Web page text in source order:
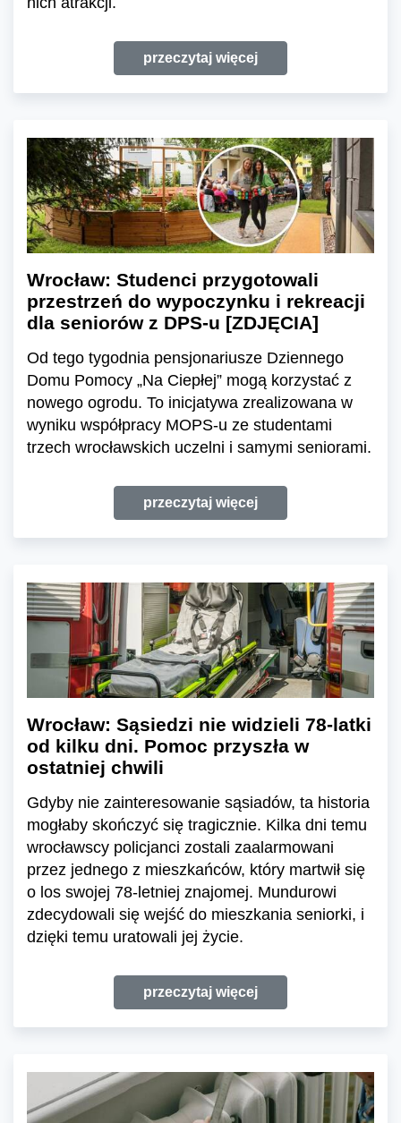
przeczytaj więcej
Wrocław: Studenci przygotowali
przestrzeń do wypoczynku i rekreacji
dla seniorów z DPS-u [ZDJĘCIA]
Od tego tygodnia pensjonariusze Dziennego
Domu Pomocy „Na Ciepłej” mogą korzystać z
nowego ogrodu. To inicjatywa zrealizowana w
wyniku współpracy MOPS-u ze studentami
trzech wrocławskich uczelni i samymi seniorami.
przeczytaj więcej
Wrocław: Sąsiedzi nie widzieli 78-latki
od kilku dni. Pomoc przyszła w
ostatniej chwili
Gdyby nie zainteresowanie sąsiadów, ta historia
mogłaby skończyć się tragicznie. Kilka dni temu
wrocławscy policjanci zostali zaalarmowani
przez jednego z mieszkańców, który martwił się
o los swojej 78-letniej znajomej. Mundurowi
zdecydowali się wejść do mieszkania seniorki, i
dzięki temu uratowali jej życie.
przeczytaj więcej